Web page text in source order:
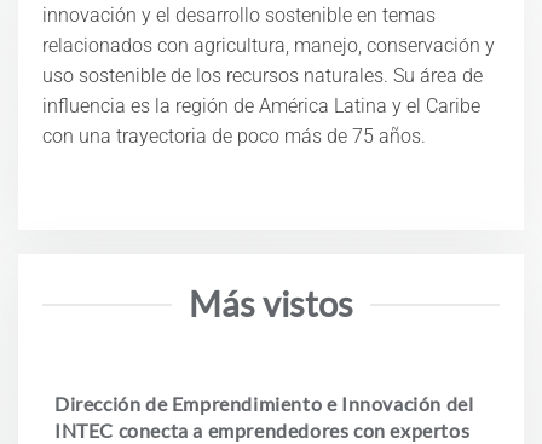
innovación y el desarrollo sostenible en temas
relacionados con agricultura, manejo, conservación y
uso sostenible de los recursos naturales. Su área de
influencia es la región de América Latina y el Caribe
con una trayectoria de poco más de 75 años.
Más vistos
Dirección de Emprendimiento e Innovación del
INTEC conecta a emprendedores con expertos